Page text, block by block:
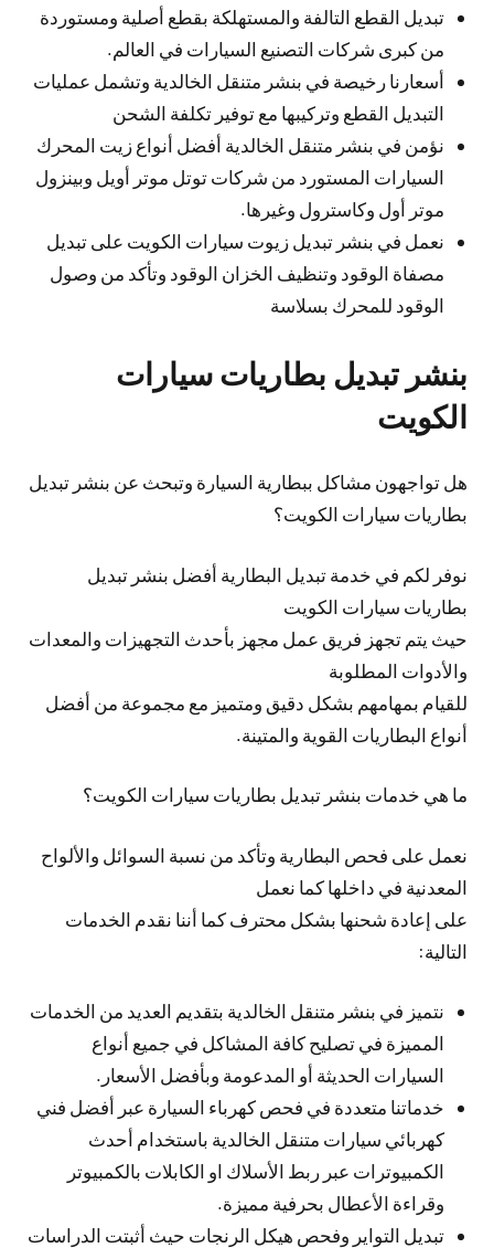
تبديل القطع التالفة والمستهلكة بقطع أصلية ومستوردة
من كبرى شركات التصنيع السيارات في العالم.
أسعارنا رخيصة في بنشر متنقل الخالدية وتشمل عمليات
التبديل القطع وتركيبها مع توفير تكلفة الشحن
نؤمن في بنشر متنقل الخالدية أفضل أنواع زيت المحرك
السيارات المستورد من شركات توتل موتر أويل وبينزول
موتر أول وكاسترول وغيرها.
نعمل في بنشر تبديل زيوت سيارات الكويت على تبديل
مصفاة الوقود وتنظيف الخزان الوقود وتأكد من وصول
الوقود للمحرك بسلاسة
بنشر تبديل بطاريات سيارات
الكويت
هل تواجهون مشاكل ببطارية السيارة وتبحث عن بنشر تبديل
بطاريات سيارات الكويت؟
نوفر لكم في خدمة تبديل البطارية أفضل بنشر تبديل
بطاريات سيارات الكويت
حيث يتم تجهز فريق عمل مجهز بأحدث التجهيزات والمعدات
والأدوات المطلوبة
للقيام بمهامهم بشكل دقيق ومتميز مع مجموعة من أفضل
أنواع البطاريات القوية والمتينة.
ما هي خدمات بنشر تبديل بطاريات سيارات الكويت؟
نعمل على فحص البطارية وتأكد من نسبة السوائل والألواح
المعدنية في داخلها كما نعمل
على إعادة شحنها بشكل محترف كما أننا نقدم الخدمات
التالية:
نتميز في بنشر متنقل الخالدية بتقديم العديد من الخدمات
المميزة في تصليح كافة المشاكل في جميع أنواع
السيارات الحديثة أو المدعومة وبأفضل الأسعار.
خدماتنا متعددة في فحص كهرباء السيارة عبر أفضل فني
كهربائي سيارات متنقل الخالدية باستخدام أحدث
الكمبيوترات عبر ربط الأسلاك او الكابلات بالكمبيوتر
وقراءة الأعطال بحرفية مميزة.
تبديل التواير وفحص هيكل الرنجات حيث أثبتت الدراسات